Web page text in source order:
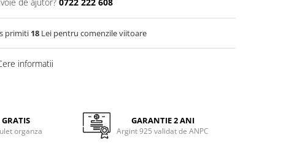
primiti 18 Lei pentru comenzile viitoare
informatii
organza
GARANTIE 2 ANI
Argint 925 validat de ANPC